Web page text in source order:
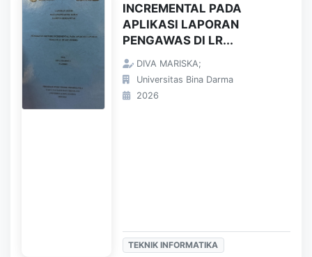
INCREMENTAL PADA
APLIKASI LAPORAN
PENGAWAS DI LR...
DIVA MARISKA;
Universitas Bina Darma
2026
TEKNIK INFORMATIKA